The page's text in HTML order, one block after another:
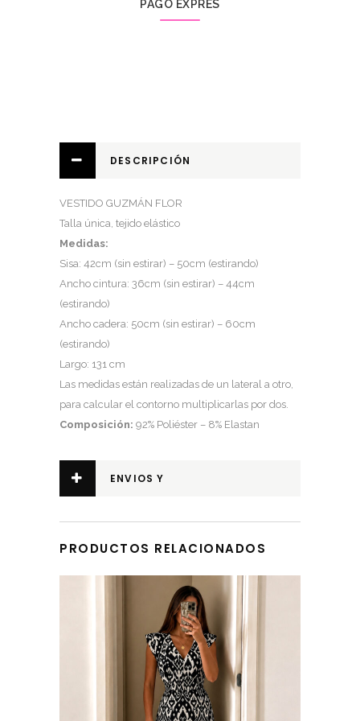
PAGO EXPRÉS
DESCRIPCIÓN
VESTIDO GUZMÁN FLOR
Talla única, tejido elástico
Medidas:
Sisa: 42cm (sin estirar) – 50cm (estirando)
Ancho cintura: 36cm (sin estirar) – 44cm
(estirando)
Ancho cadera: 50cm (sin estirar) – 60cm
(estirando)
Largo: 131 cm
Las medidas están realizadas de un lateral a otro,
para calcular el contorno multiplicarlas por dos.
Composición: 92% Poliéster – 8% Elastan
ENVIOS Y
PRODUCTOS RELACIONADOS